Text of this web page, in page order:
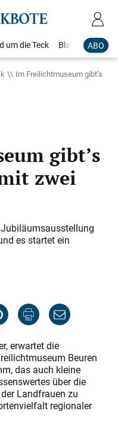
ABO
um die Teck Blaulicht
Im Freilichtmuseum gibt’s
gibt’s
zwei
es startet ein
erwartet die
Beuren
das auch kleine
über die
Landfrauen zu
regionaler